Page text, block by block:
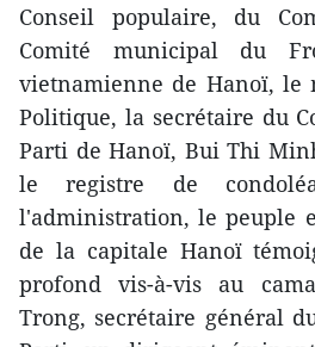
Conseil populaire, du
Comité municipal du
vietnamienne de Hanoï, le
Politique, la secrétaire du
Parti de Hanoï, Bui Thi
le registre de
l'administration, le peuple
de la capitale Hanoï
profond vis-à-vis au
Trong, secrétaire général